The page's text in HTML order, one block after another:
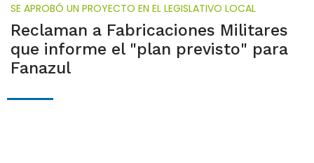
SE APROBÓ UN PROYECTO EN EL LEGISLATIVO LOCAL
Reclaman a Fabricaciones Militares
que informe el "plan previsto" para
Fanazul